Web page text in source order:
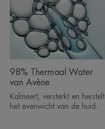
98% Thermaal Water
van Avène
Kalmeert, versterkt en herstelt
het evenwicht van de huid.